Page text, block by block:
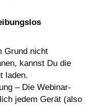
Grund nicht
kannst Du die
laden.
– Die Webinar-
jedem Gerät (also